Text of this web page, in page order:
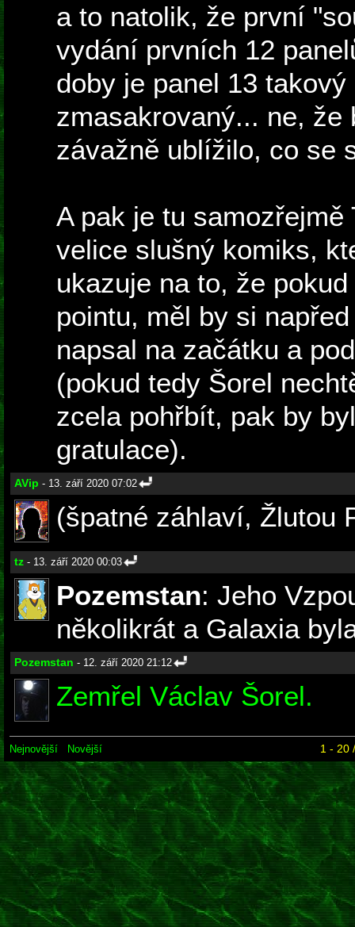
a to natolik, že první
vydání prvních 12
doby je panel 13 takový
zmasakrovaný... ne, že
závažně ublížilo, co se
A pak je tu
velice slušný komiks,
ukazuje na to, že
pointu, měl by si
napsal na začátku a
(pokud tedy Šorel
zcela pohřbít, pak by
gratulace).
AVip - 13. září 2020 07:02
(špatné záhlaví, Žlutou
tz - 13. září 2020 00:03
Pozemstan: Jeho
několikrát a Galaxia
Pozemstan - 12. září 2020 21:12
Zemřel Václav Šorel.
Nejnovější Novější 1 - 20